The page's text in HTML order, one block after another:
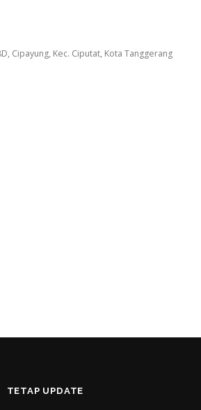
Cipayung, Kec. Ciputat, Kota Tanggerang
TETAP UPDATE